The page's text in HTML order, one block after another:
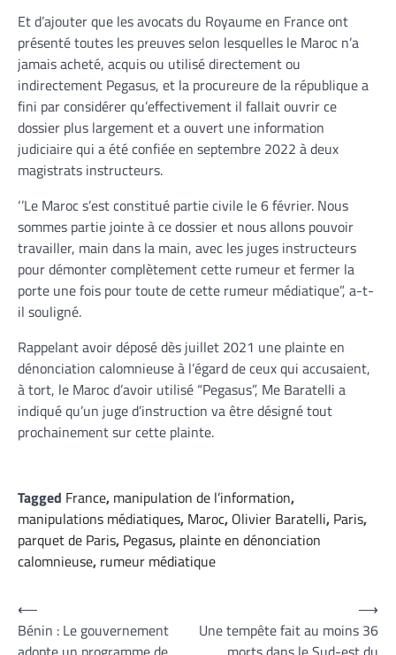
Et d’ajouter que les avocats du Royaume en France ont
présenté toutes les preuves selon lesquelles le Maroc n’a
jamais acheté, acquis ou utilisé directement ou
indirectement Pegasus, et la procureure de la république a
fini par considérer qu’effectivement il fallait ouvrir ce
dossier plus largement et a ouvert une information
judiciaire qui a été confiée en septembre 2022 à deux
magistrats instructeurs.
‘’Le Maroc s’est constitué partie civile le 6 février. Nous
sommes partie jointe à ce dossier et nous allons pouvoir
travailler, main dans la main, avec les juges instructeurs
pour démonter complètement cette rumeur et fermer la
porte une fois pour toute de cette rumeur médiatique”, a-t-
il souligné.
Rappelant avoir déposé dès juillet 2021 une plainte en
dénonciation calomnieuse à l’égard de ceux qui accusaient,
à tort, le Maroc d’avoir utilisé “Pegasus”, Me Baratelli a
indiqué qu’un juge d’instruction va être désigné tout
prochainement sur cette plainte.
Tagged France, manipulation de l’information,
manipulations médiatiques, Maroc, Olivier Baratelli, Paris,
parquet de Paris, Pegasus, plainte en dénonciation
calomnieuse, rumeur médiatique
Navigation
de
⟵
Bénin : Le gouvernement
Une tempête fait au moins 36
⟶